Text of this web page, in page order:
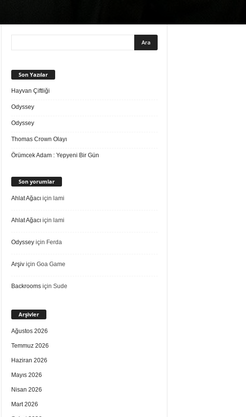
Son Yazılar
Hayvan Çiftliği
Odyssey
Odyssey
Thomas Crown Olayı
Örümcek Adam : Yepyeni Bir Gün
Son yorumlar
Ahlat Ağacıiçin lami
Ahlat Ağacıiçin lami
Odysseyiçin Ferda
Arşiviçin Goa Game
Backroomsiçin Sude
Arşivler
Ağustos 2026
Temmuz 2026
Haziran 2026
Mayıs 2026
Nisan 2026
Mart 2026